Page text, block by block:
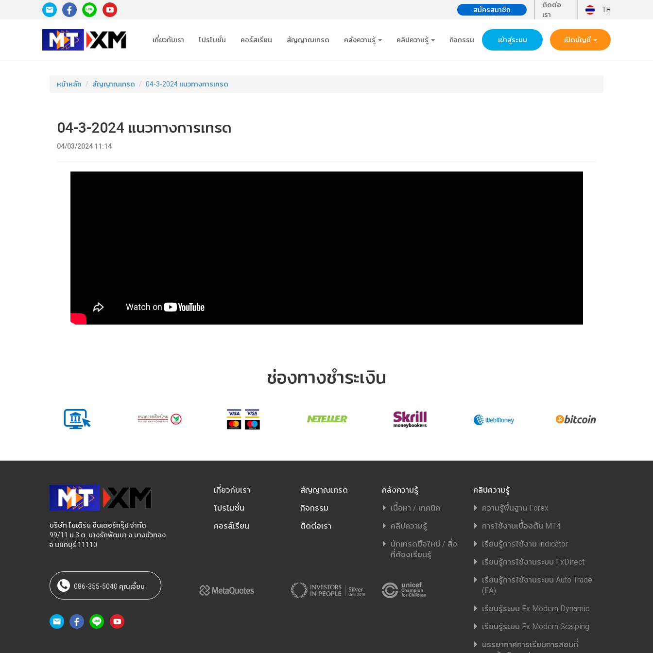
สมัครสมาชิก
ติดต่อ
เรา
TH
เกี่ยวกับเรา โปรโมชั่น คอร์สเรียน สัญญาณเทรด คลังความรู้ คลิปความรู้ กิจกรรม เข้าสู่ระบบ เปิดบัญชี
หน้าหลัก สัญญาณเทรด 04-3-2024 แนวทางการเทรด
04-3-2024 แนวทางการเทรด
04/03/2024 11:14
ช่องทางชำระเงิน
บริษัท โมเดิร์น อินเตอร์กรุ๊ป จำกัด
99/11 ม.3 ต. บางรักพัฒนา อ.บางบัวทอง
จ.นนทบุรี 11110
086-355-5040 คุณเจี๊ยบ
เกี่ยวกับเรา
โปรโมชั่น
คอรส์เรียน
สัญญาณเทรด
กิจกรรม
ติดต่อเรา
คลังความรู้
เนื้อหา / เทคนิค
คลิปความรู้
นักเทรดมือใหม่ / สิ่ง
ที่ต้องเรียนรู้
คลิปความรู้
ความรู้พื้นฐาน Forex
การใช้งานเบื้องต้น MT4
เรียนรู้การใช้งาน indicator
เรียนรู้การใช้งานระบบ FxDirect
เรียนรู้การใช้งานระบบ Auto Trade
(EA)
เรียนรู้ระบบ Fx Modern Dynamic
เรียนรู้ระบบ Fx Modern Scalping
บรรยากาศการเรียนการสอนที่